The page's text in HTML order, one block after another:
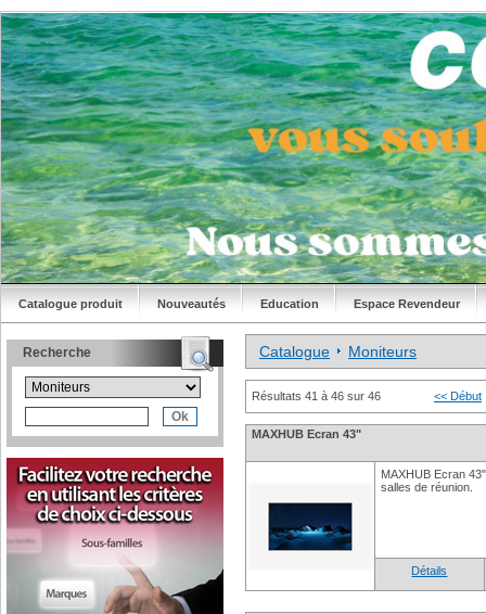
Catalogue produit Nouveautés Education Espace Revendeur
Recherche Catalogue Moniteurs
Résultats 41 à 46 sur 46 << Début
MAXHUB Ecran 43"
MAXHUB Ecran
salles de réunion.
Détails